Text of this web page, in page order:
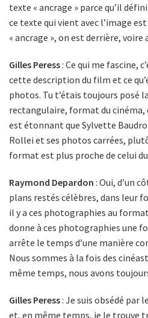
texte « ancrage » parce qu’il
ce texte qui vient avec l’image
« ancrage », on est derrière,
Gilles Peress: Ce qui me fascine,
cette description du film et ce
photos. Tu t’étais toujours posé
rectangulaire, format du
est étonnant que Sylvette
Rollei et ses photos carrées,
format est plus proche de celui
Raymond Depardon : Oui, d’un
plans restés célèbres, dans leur
il y a ces photographies au
donne à ces photographies une
arrête le temps d’une manière
Nous sommes à la fois des
même temps, nous avons
Gilles Peress: Je suis obsédé par
et, en même temps, je le trouve